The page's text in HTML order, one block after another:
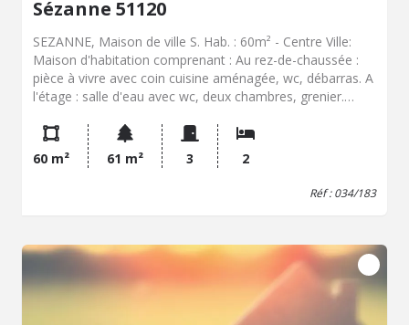
Sézanne 51120
SEZANNE, Maison de ville S. Hab. : 60m² - Centre Ville:
Maison d'habitation comprenant : Au rez-de-chaussée :
pièce à vivre avec coin cuisine aménagée, wc, débarras. A
l'étage : salle d'eau avec wc, deux chambres, grenier.
climat : E - Montant estimé des dépenses annuelles
d'énergie pour un usage standard : 1670 à 2300 € (base
2022) - Loyer : 595 € / mois plus 0 € charges locatives.
Dépôt de garantie : 595 € Hon. charge locataire : 540 €
60 m² 61 m² 3 2
Réf : 034/183